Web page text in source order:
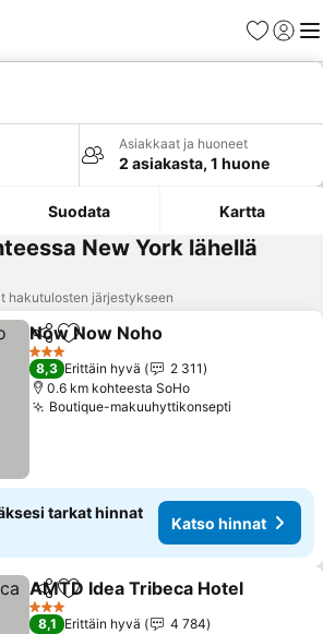
Suosikit
Asiakkaat ja huoneet
2 asiakasta, 1 huone
Suodata Kartta
New York lähellä
hakutulosten järjestykseen
Jaa Lisää suosikkeihin
Now Now Noho
3 Tähtiluokitus
8,3 Erittäin hyvä
2 311
0.6 km kohteesta SoHo
Boutique-makuuhyttikonsepti
tarkat hinnat
Katso hinnat
Jaa Lisää suosikkeihin
AMTD Idea Tribeca Hotel
3 Tähtiluokitus
8,1 Erittäin hyvä
4 784